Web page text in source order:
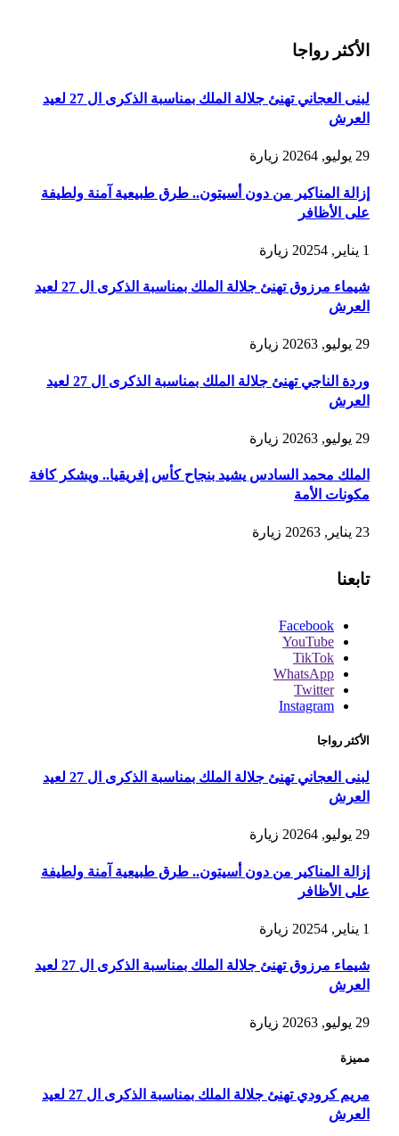
الأكثر رواجا
لبنى العجاني تهنئ جلالة الملك بمناسبة الذكرى ال 27 لعيد
العرش
29 يوليو, 2026 4 زيارة
إزالة المناكير من دون أسيتون.. طرق طبيعية آمنة ولطيفة
على الأظافر
1 يناير, 2025 4 زيارة
شيماء مرزوق تهنئ جلالة الملك بمناسبة الذكرى ال 27 لعيد
العرش
29 يوليو, 2026 3 زيارة
وردة الناجي تهنئ جلالة الملك بمناسبة الذكرى ال 27 لعيد
العرش
29 يوليو, 2026 3 زيارة
الملك محمد السادس يشيد بنجاح كأس إفريقيا.. ويشكر كافة
مكونات الأمة
23 يناير, 2026 3 زيارة
تابعنا
Facebook
YouTube
TikTok
WhatsApp
Twitter
Instagram
الأكثر رواجا
لبنى العجاني تهنئ جلالة الملك بمناسبة الذكرى ال 27 لعيد
العرش
29 يوليو, 2026 4 زيارة
إزالة المناكير من دون أسيتون.. طرق طبيعية آمنة ولطيفة
على الأظافر
1 يناير, 2025 4 زيارة
شيماء مرزوق تهنئ جلالة الملك بمناسبة الذكرى ال 27 لعيد
العرش
29 يوليو, 2026 3 زيارة
مميزة
مريم كرودي تهنئ جلالة الملك بمناسبة الذكرى ال 27 لعيد
العرش